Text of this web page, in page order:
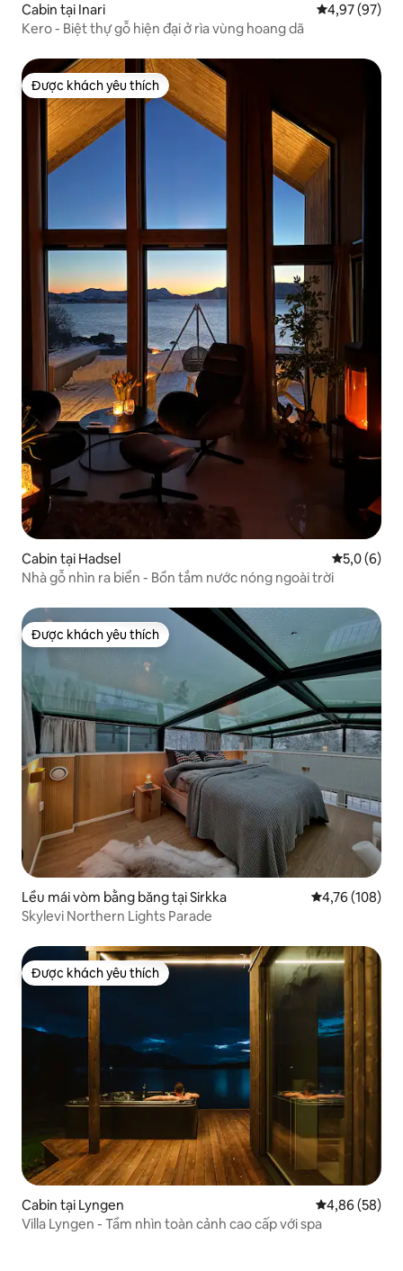
Cabin tại Inari Xếp hạng
4,97 (97)
Kero - Biệt thự gỗ hiện đại ở rìa vùng hoang dã
Được khách yêu thích
Được khách yêu thích
Cabin tại Hadsel Xếp hạng
5,0 (6)
Nhà gỗ nhìn ra biển - Bồn tắm nước nóng ngoài trời
Được khách yêu thích
Được khách yêu thích
Lều mái vòm bằng băng tại Sirkka Xếp hạng
4,76 (108)
Skylevi Northern Lights Parade
Được khách yêu thích
Được khách yêu thích
Cabin tại Lyngen Xếp hạng
4,86 (58)
Villa Lyngen - Tầm nhìn toàn cảnh cao cấp với spa